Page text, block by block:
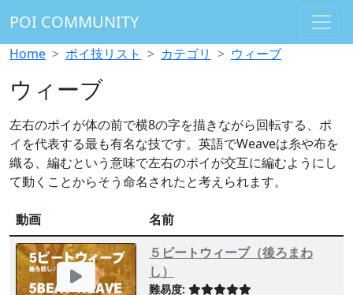
POI COMMUNITY
Home ポイ技リスト カテゴリ ウィーブ
ウィーブ
左右のポイが体の前で横8の字を描きながら回転する、ポ
イを代表する最も有名な技です。英語でWeaveは糸や布を
織る、編むという意味で左右のポイが交互に編むようにし
て動くことからそう命名されたと考えられます。
動画
名前
５ビートウィーブ（後ろまわ
し）
難易度: